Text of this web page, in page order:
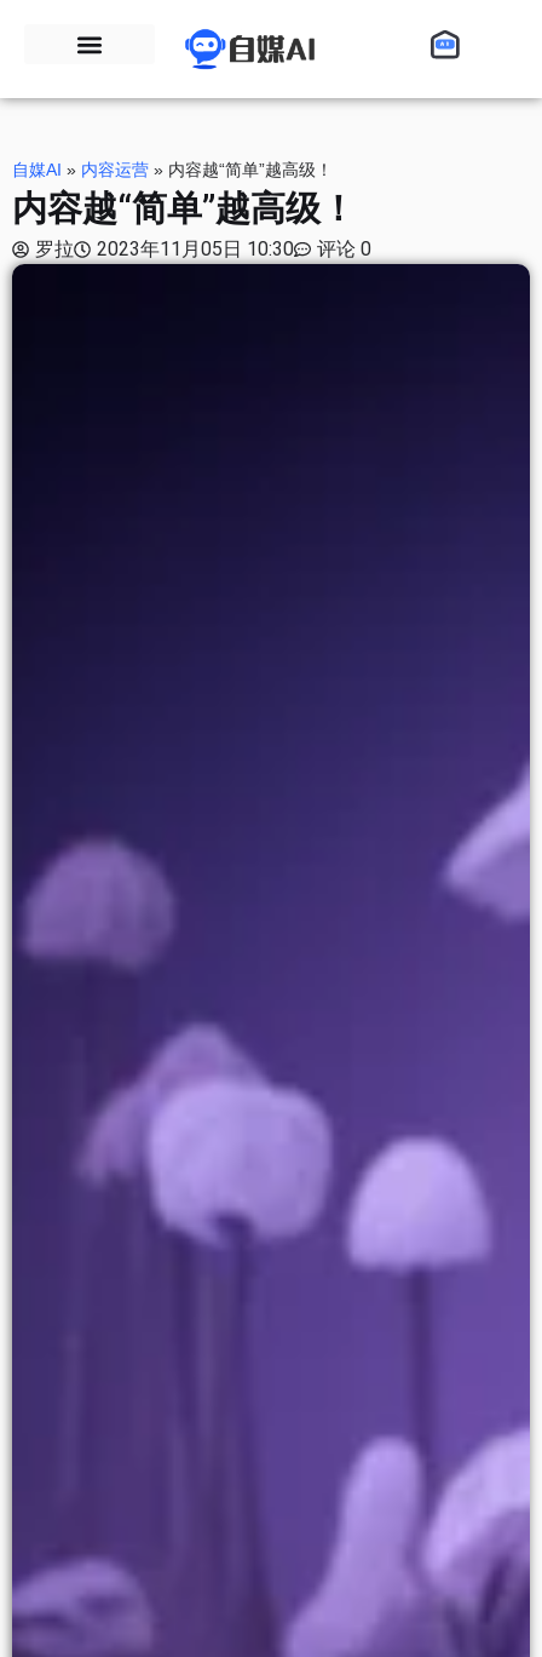
自媒AI » 内容运营 » 内容越“简单”越高级！
内容越“简单”越高级！
罗拉 2023年11月05日 10:30 评论 0